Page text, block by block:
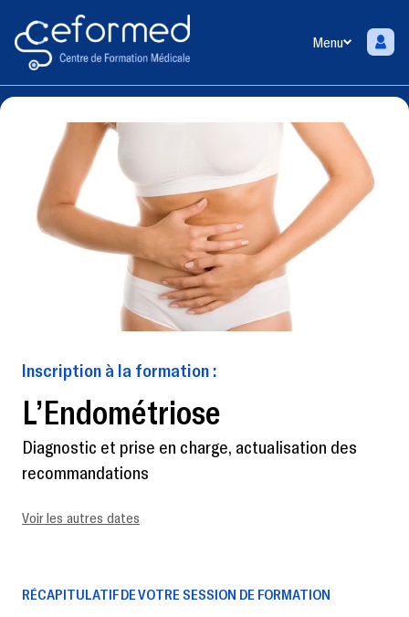
Menu
Inscription à la formation :
L’Endométriose
Diagnostic et prise en charge, actualisation des
recommandations
Voir les autres dates
RÉCAPITULATIF DE VOTRE SESSION DE FORMATION